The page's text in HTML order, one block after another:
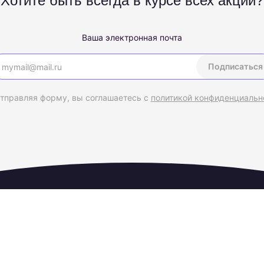
Ваша электронная почта
Подписаться
форму, вы соглашаетесь с политикой